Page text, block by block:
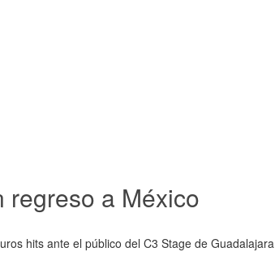
regreso a México
hits ante el público del C3 Stage de Guadalajara